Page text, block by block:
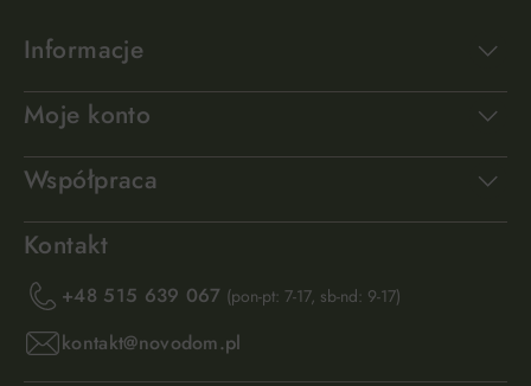
Informacje
Moje konto
Współpraca
Kontakt
+48 515 639 067 (pon-pt: 7-17, sb-nd: 9-17)
kontakt@novodom.pl